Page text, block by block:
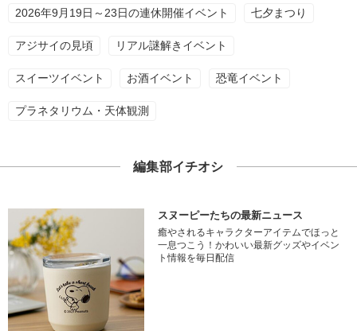
2026年9月19日～23日の連休開催イベント 七夕まつり
アジサイの見頃 リアル謎解きイベント
スイーツイベント お酒イベント 恐竜イベント
プラネタリウム・天体観測
編集部イチオシ
スヌーピーたちの最新ニュース
癒やされるキャラクターアイテムでほっと
一息つこう！かわいい最新グッズやイベン
ト情報を毎日配信